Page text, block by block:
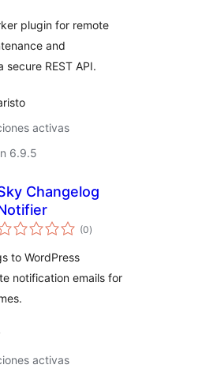
plugin for remote
and
secure REST API.
activas
6.9.5
Changelog
(0valoraciones
en
)
to WordPress
notification emails for
activas